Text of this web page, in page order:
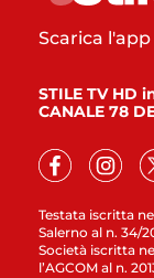
Testata iscritta
Salerno al n. 34/
Società iscritta
l’AGCOM al n.
Scarica l'app
STILE TV HD
CANALE 78